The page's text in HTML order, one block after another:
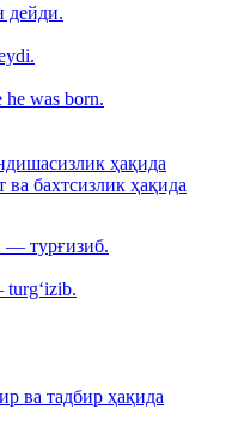
дейди.
he was born.
ҳақида
ва бахтсизлик ҳақида
— турғизиб.
turg‘izib.
ва тадбир ҳақида